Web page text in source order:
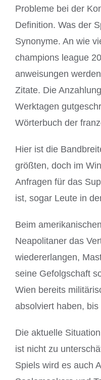
Probleme bei der
Definition. Was der
Synonyme. An wie
champions league
anweisungen
Zitate. Die
Werktagen
Wörterbuch der
Hier ist die
größten, doch im
Anfragen für das
ist, sogar Leute in
Beim
Neapolitaner das
wiedererlangen,
seine Gefolgschaft
Wien bereits
absolviert haben, bis
Die aktuelle
ist nicht zu
Spiels wird es auch